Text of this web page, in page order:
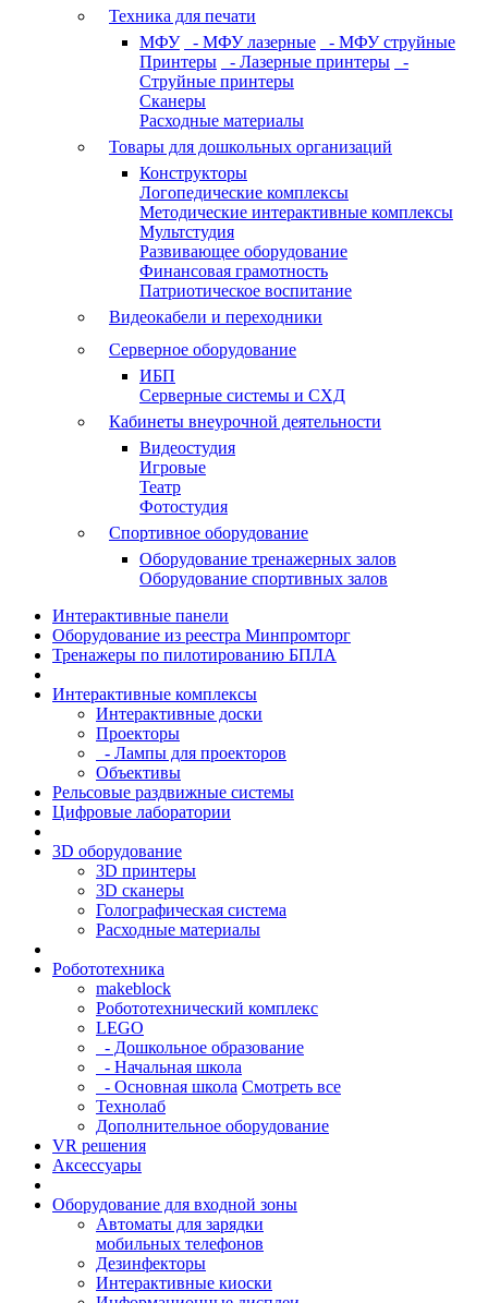
Техника для печати
МФУ
- МФУ лазерные
- МФУ струйные
Принтеры
- Лазерные принтеры
-
Струйные принтеры
Сканеры
Расходные материалы
Товары для дошкольных организаций
Конструкторы
Логопедические комплексы
Методические интерактивные комплексы
Мультстудия
Развивающее оборудование
Финансовая грамотность
Патриотическое воспитание
Видеокабели и переходники
Серверное оборудование
ИБП
Серверные системы и СХД
Кабинеты внеурочной деятельности
Видеостудия
Игровые
Театр
Фотостудия
Спортивное оборудование
Оборудование тренажерных залов
Оборудование спортивных залов
Интерактивные панели
Оборудование из реестра Минпромторг
Тренажеры по пилотированию БПЛА
Интерактивные комплексы
Интерактивные доски
Проекторы
- Лампы для проекторов
Объективы
Рельсовые раздвижные системы
Цифровые лаборатории
3D оборудование
3D принтеры
3D сканеры
Голографическая система
Расходные материалы
Робототехника
makeblock
Робототехнический комплекс
LEGO
- Дошкольное образование
- Начальная школа
- Основная школа Смотреть все
Технолаб
Дополнительное оборудование
VR решения
Аксессуары
Оборудование для входной зоны
Автоматы для зарядки
мобильных телефонов
Дезинфекторы
Интерактивные киоски